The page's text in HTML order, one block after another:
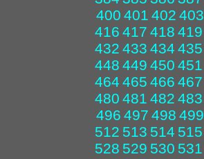
400 401 402 403
416 417 418 419
432 433 434 435
448 449 450 451
464 465 466 467
480 481 482 483
496 497 498 499
512 513 514 515
528 529 530 531